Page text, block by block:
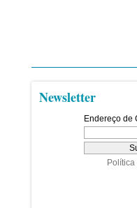
Newsletter